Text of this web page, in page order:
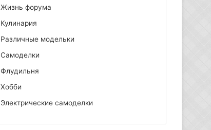
Жизнь форума
Кулинария
Различные модельки
Самоделки
Флудильня
Хобби
Электрические самоделки